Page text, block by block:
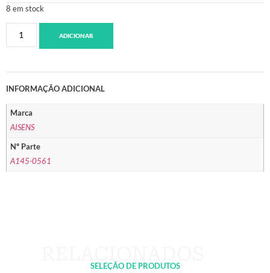
8 em stock
ADICIONAR
INFORMAÇÃO ADICIONAL
Marca
AISENS
Nº Parte
A145-0561
SELEÇÃO DE PRODUTOS